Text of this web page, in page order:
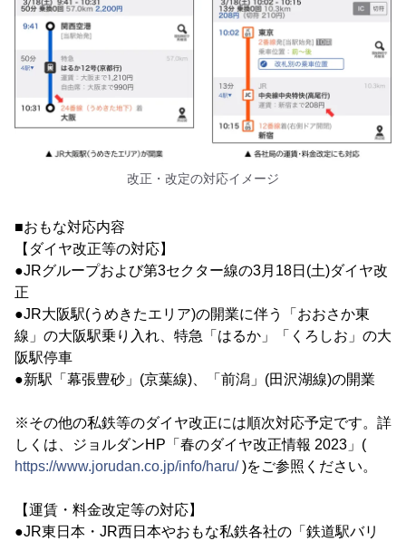
改正・改定の対応イメージ
■おもな対応内容
【ダイヤ改正等の対応】
●JRグループおよび第3セクター線の3月18日(土)ダイヤ改
正
●JR大阪駅(うめきたエリア)の開業に伴う「おおさか東
線」の大阪駅乗り入れ、特急「はるか」「くろしお」の大
阪駅停車
●新駅「幕張豊砂」(京葉線)、「前潟」(田沢湖線)の開業
※その他の私鉄等のダイヤ改正には順次対応予定です。詳
しくは、ジョルダンHP「春のダイヤ改正情報 2023」(
https://www.jorudan.co.jp/info/haru/)をご参照ください。
【運賃・料金改定等の対応】
●JR東日本・JR西日本やおもな私鉄各社の「鉄道駅バリ